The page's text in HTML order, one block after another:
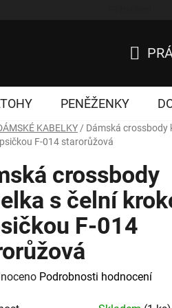
KOŠÍK
PENĚŽENKY
KABELKY / Dámská crossbody
F-014 starorůžová
crossbody
s čelní
F-014
Podrobnosti hodnocení